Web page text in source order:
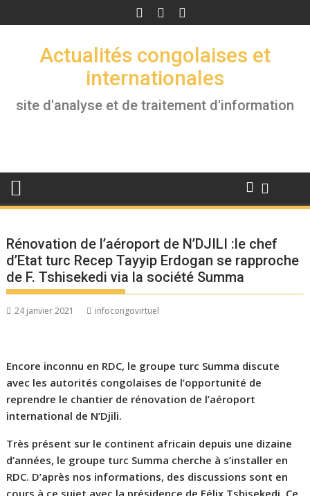
to
Actualités congolaises et
internationales
site d'analyse et de traitement d'information
Rénovation de l’aéroport de N’DJILI :le chef
d’Etat turc Recep Tayyip Erdogan se rapproche
de F. Tshisekedi via la société Summa
24 janvier 2021 infocongovirtuel
Encore inconnu en RDC, le groupe turc Summa discute
avec les autorités congolaises de l’opportunité de
reprendre le chantier de rénovation de l’aéroport
international de N’Djili.
Très présent sur le continent africain depuis une dizaine
d’années, le groupe turc Summa cherche à s’installer en
RDC. D’après nos informations, des discussions sont en
cours à ce sujet avec la présidence de Félix Tshisekedi. Ce